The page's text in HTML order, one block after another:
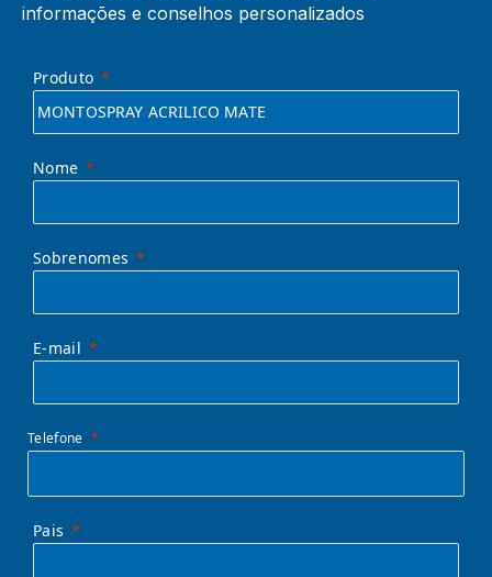
informações e conselhos personalizados
Produto
Nome
Sobrenomes
E-mail
Telefone
Pais